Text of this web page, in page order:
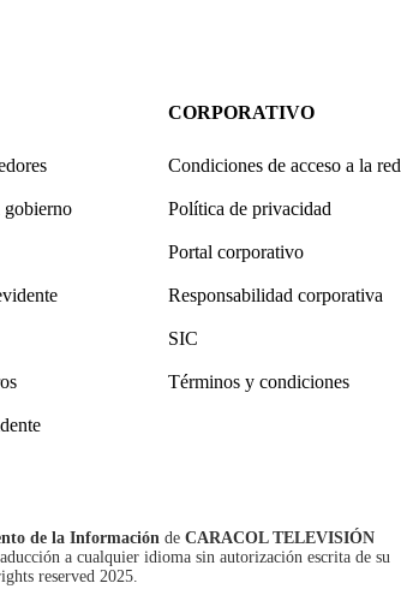
gobierno
CORPORATIVO
Condiciones de acceso a la red
Política de privacidad
Portal corporativo
Responsabilidad corporativa
SIC
Términos y condiciones
de la Información de CARACOL TELEVISIÓN
a cualquier idioma sin autorización escrita de su
reserved 2025.